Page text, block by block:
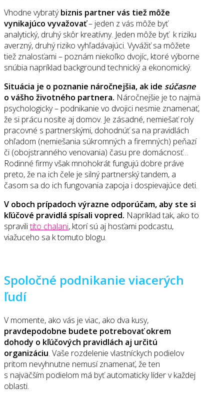
Vhodne vybratýbiznis partner vás tiež môže
vynikajúco vyvažovať– jeden z vás môže byť
analytický, druhý skôr kreatívny. Jeden môže byť k riziku
averzný, druhý riziko vyhľadávajúci. Vyvážiť sa môžete
tiež znalosťami – poznám niekoľko dvojíc, ktoré výborne
snúbia napríklad background technický a ekonomický.
Situácia je o poznanie náročnejšia, ak ide súčasne
o vášho životného partnera. Náročnejšie je to najmä
psychologicky – podnikanie vo dvojici nesmie znamenať,
že si prácu nosíte aj domov. Je zásadné, nemiešať roly
pracovné s partnerskými, dohodnúť sa na pravidlách
ohľadom (nemiešania súkromných a firemných) peňazí
či (obojstranného venovania) času pre domácnosť…
Rodinné firmy však mnohokrát fungujú dobre práve
preto, že na ich čele je silný partnerský tandem, a
časom sa do ich fungovania zapoja i dospievajúce deti.
V oboch prípadoch výrazne odporúčam, aby ste si
kľúčové pravidlá spísali vopred. Napríklad tak, ako to
spravilitíto chalani, ktorí sú aj hosťami podcastu,
viažuceho sa k tomuto blogu.
Spoločné podnikanie viacerých
ľudí
V momente, ako vás je viac, ako dva kusy,
pravdepodobne budete potrebovať okrem
dohody o kľúčových pravidlách aj určitú
organizáciu. Vaše rozdelenie vlastníckych podielov
pritom nevyhnutne nemusí znamenať, že ten
s najväčším podielom má byť automaticky líder v každej
oblasti.